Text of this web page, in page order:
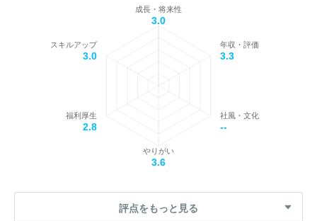
成長・将来性
3.0
年収・評価
3.3
社風・文化
--
やりがい
3.6
福利厚生
2.8
スキルアップ
3.0
評点をもっと見る